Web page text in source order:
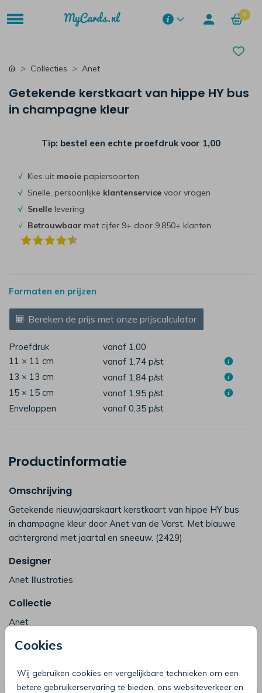
0
Cookies
Wij gebruiken cookies en vergelijkbare technieken om een
betere gebruikerservaring te bieden, ons websiteverkeer en
Collecties Anet
Getekende kerstkaart van hippe HY bus
in champagne kleur
Tip: bestel een echte proefdruk voor 1,00
√ Kies uit mooie papiersoorten
√ Snelle, persoonlijke klantenservice voor vragen
√ Snelle levering
√ Betrouwbaar met cijfer 9+ door 9.850+ klanten
Formaten en prijzen
Bereken de prijs met onze prijscalculator
Proefdruk
vanaf 1,00
11 × 11 cm
vanaf 1,74 p/st
13 × 13 cm
vanaf 1,84 p/st
15 × 15 cm
vanaf 1,95 p/st
Enveloppen
vanaf 0,35 p/st
Productinformatie
Omschrijving
Getekende nieuwjaarskaart kerstkaart van hippe HY bus
in champagne kleur door Anet van de Vorst. Met blauwe
achtergrond met jaartal en sneeuw. (2429)
Designer
Anet Illustraties
Collectie
Anet
voor je